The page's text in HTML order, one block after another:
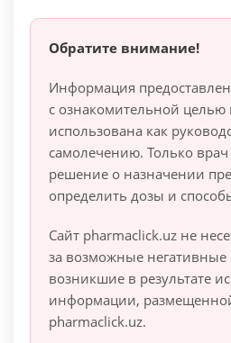
Обратите внимание!
Информация
с ознакомительной
использована как
самолечению. Только
решение о назначении
определить дозы и
Сайт pharmaclick.uz не
за возможные негативные
возникшие в результате
информации,
pharmaclick.uz.